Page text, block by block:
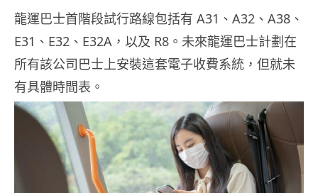
龍運巴士首階段試行路線包括有 A31、A32、A38、
E31、E32、E32A，以及 R8。未來龍運巴士計劃在
所有該公司巴士上安裝這套電子收費系統，但就未
有具體時間表。